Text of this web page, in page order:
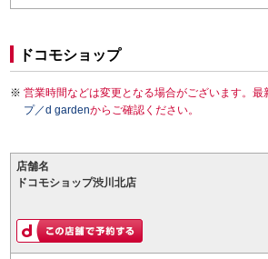
ドコモショップ
営業時間などは変更となる場合がございます。最
プ／d gardenからご確認ください。
店舗名
ドコモショップ渋川北店